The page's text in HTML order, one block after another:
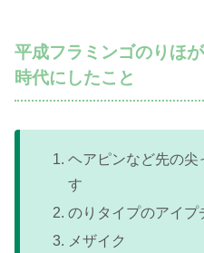
平成フラミンゴのりほ
時代にしたこと
ヘアピンなど先の尖
す
のりタイプのアイプ
メザイク